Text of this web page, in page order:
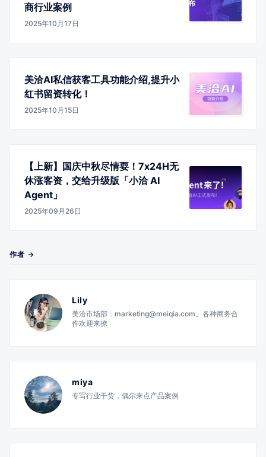
商行业案例
2025年10月17日
美洽AI私信获客工具功能介绍,提升小
红书留资转化！
2025年10月15日
【上新】国庆中秋尽情耍！7x24H无
休涨客资，交给升级版「小洽 AI
Agent」
2025年09月26日
作者 →
Lily
美洽市场部：marketing@meiqia.com。各种商务合
作欢迎来撩
miya
专写行业干货，偶尔来点产品案例